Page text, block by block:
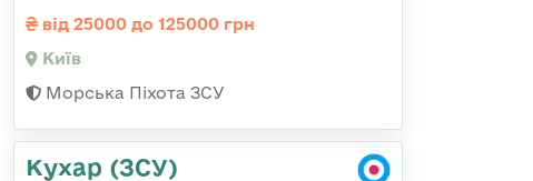
від 25000 до 125000 грн
Київ
Морська Піхота ЗСУ
Кухар (ЗСУ)